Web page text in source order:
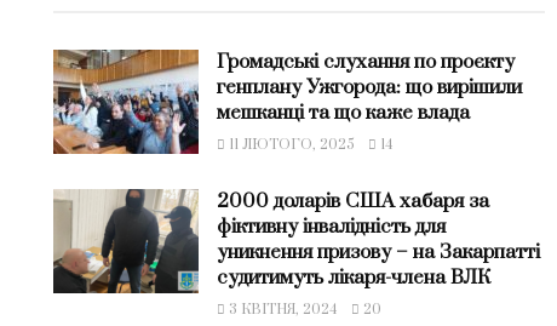
Громадські слухання по проєкту
генплану Ужгорода: що вирішили
мешканці та що каже влада
11 ЛЮТОГО, 2025 14
2000 доларів США хабаря за
фіктивну інвалідність для
уникнення призову – на Закарпатті
судитимуть лікаря-члена ВЛК
3 КВІТНЯ, 2024 20